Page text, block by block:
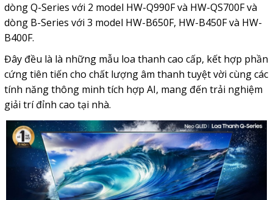
dòng Q-Series với 2 model HW-Q990F và HW-QS700F và
dòng B-Series với 3 model HW-B650F, HW-B450F và HW-
B400F.
Đây đều là là những mẫu loa thanh cao cấp, kết hợp phần
cứng tiên tiến cho chất lượng âm thanh tuyệt vời cùng các
tính năng thông minh tích hợp AI, mang đến trải nghiệm
giải trí đỉnh cao tại nhà.